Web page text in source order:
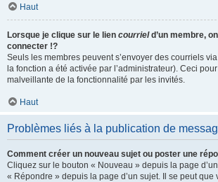
Haut
Lorsque je clique sur le lien courrield’un membre,
connecter !?
Seuls les membres peuvent s’envoyer des courriels
la fonction a été activée par l’administrateur). Ceci
malveillante de la fonctionnalité par les invités.
Haut
Problèmes liés à la publication de
Comment créer un nouveau sujet ou poster une
Cliquez sur le bouton « Nouveau » depuis la page
« Répondre » depuis la page d’un sujet. Il se peut que